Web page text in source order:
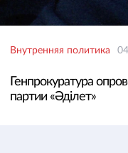
Внутренняя политика
Генпрокуратура
партии «Әділет»